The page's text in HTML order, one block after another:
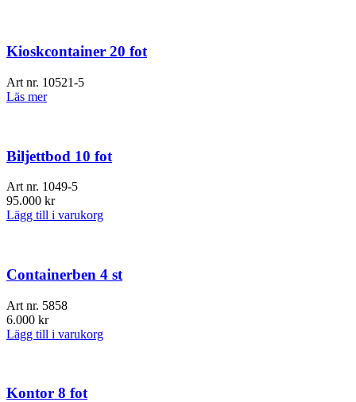
Kioskcontainer 20 fot
Art nr. 10521-5
Läs mer
Biljettbod 10 fot
Art nr. 1049-5
95.000 kr
Lägg till i varukorg
Containerben 4 st
Art nr. 5858
6.000 kr
Lägg till i varukorg
Kontor 8 fot